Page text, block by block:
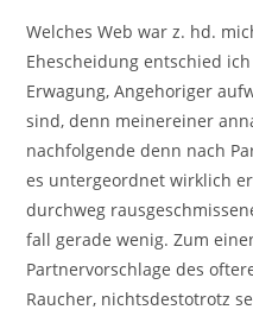
Welches Web war z. hd.
Ehescheidung entschied
Erwagung, Angehoriger
sind, denn meinereiner
nachfolgende denn nach
es untergeordnet wirklich
durchweg
fall gerade wenig. Zum
Partnervorschlage des
Raucher, nichtsdestotrotz